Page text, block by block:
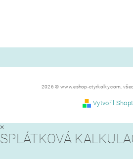
2026 © www.eshop-ctyrkolky.com,
Vytvořil
×
SPLÁTKOVÁ